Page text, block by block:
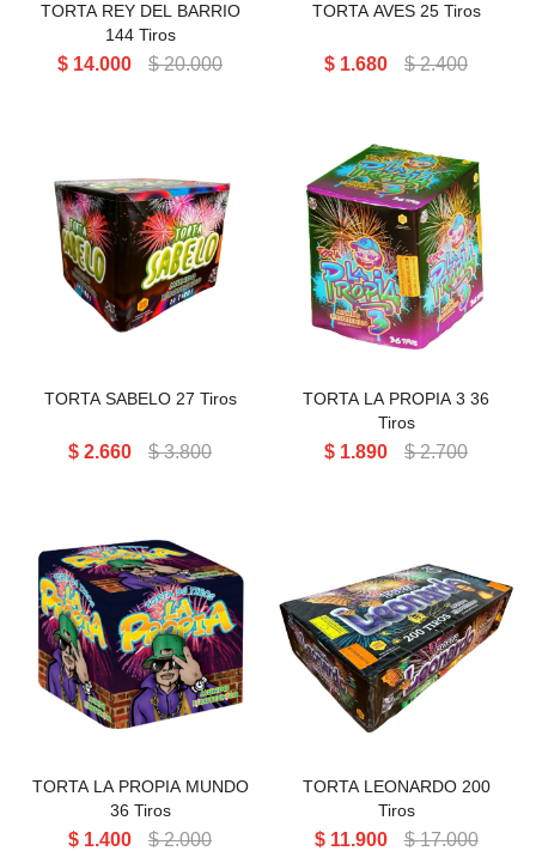
TORTA REY DEL BARRIO
144 Tiros
$ 14.000 $ 20.000
TORTA AVES 25 Tiros
$ 1.680 $ 2.400
TORTA SABELO 27 Tiros
$ 2.660 $ 3.800
TORTA LA PROPIA 3 36 Tiros
TORTA LA PROPIA 3 36
Tiros
$ 1.890 $ 2.700
TORTA LA PROPIA MUNDO
36 Tiros
$ 1.400 $ 2.000
TORTA LEONARDO 200
TIROS
TORTA LEONARDO 200
Tiros
$ 11.900 $ 17.000